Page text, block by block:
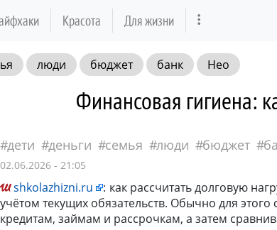
Красота Для жизни
люди бюджет банк Нео
Финансовая гигиена:
дети деньги семья люди бюджет
02.06.2026 - 21:05
shkolazhizni.ru : как рассчитать долговую
учётом текущих обязательств. Обычно для
кредитам, займам и рассрочкам, а затем